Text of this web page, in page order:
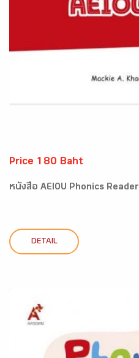
Price 180 Baht
หนังสือ AEIOU Phonics Reader
DETAIL